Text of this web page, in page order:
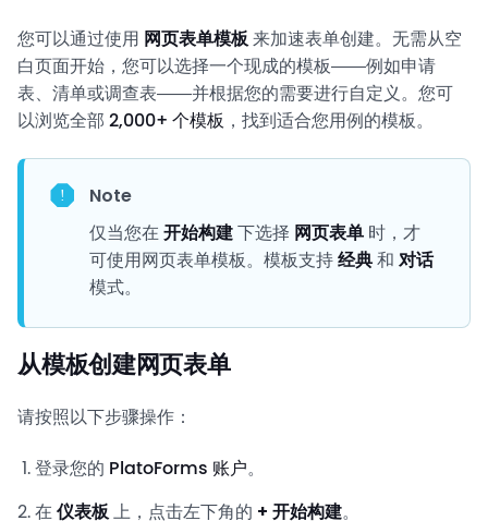
您可以通过使用 网页表单模板来加速表单创建。无需从空
白页面开始，您可以选择一个现成的模板——例如申请
表、清单或调查表——并根据您的需要进行自定义。您可
以浏览全部2,000+ 个模板 ，找到适合您用例的模板。
Note
仅当您在开始构建下选择 网页表单 时，才
可使用网页表单模板。模板支持经典和对话
模式。
从模板创建网页表单
请按照以下步骤操作：
登录您的 PlatoForms 账户。
在仪表板上，点击左下角的 + 开始构建。